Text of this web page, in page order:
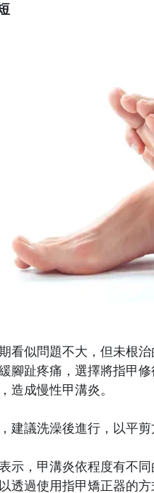
看似問題不大，但未根
腳趾疼痛，選擇將指甲
造成慢性甲溝炎。
建議洗澡後進行，以平剪
示，甲溝炎依程度有不
透過使用指甲矯正器的